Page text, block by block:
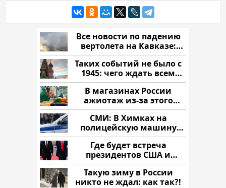
Все новости по падению
вертолета на Кавказе:
читать здесь
Таких событий не было с
1945: чего ждать всем
нам?
В магазинах России
ажиотаж из-за этого
продукта: что купить?
СМИ: В Химках на
полицейскую машину
напали и подожгли.
Где будет встреча
президентов США и
России: Европа?
Такую зиму в России
никто не ждал: как так?!